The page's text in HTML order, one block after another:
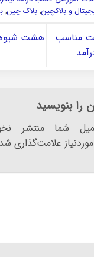
و بلاکچین, بلاک چین,
مناسب
هشت شیوه
را بنویسید
شما منتشر
علامت‌گذاری